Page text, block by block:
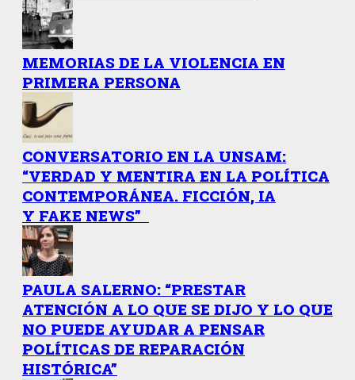
MEMORIAS DE LA VIOLENCIA EN
PRIMERA PERSONA
CONVERSATORIO EN LA UNSAM:
“VERDAD Y MENTIRA EN LA POLÍTICA
CONTEMPORÁNEA. FICCIÓN, IA
Y FAKE NEWS”
PAULA SALERNO: “PRESTAR
ATENCIÓN A LO QUE SE DIJO Y LO QUE
NO PUEDE AYUDAR A PENSAR
POLÍTICAS DE REPARACIÓN
HISTÓRICA”